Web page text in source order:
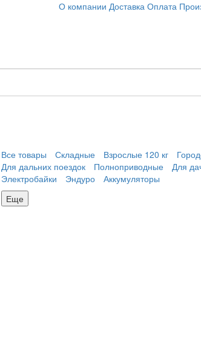
О компании Доставка Оплата
Все товары Складные Взрослые 120 кг
Для дальних поездок
Полноприводные Для
Электробайки
Эндуро
Аккумуляторы
Еще